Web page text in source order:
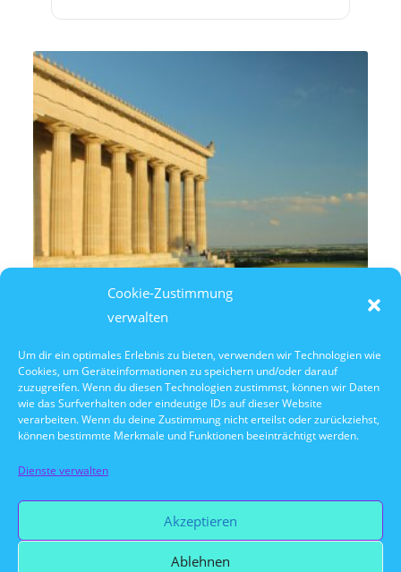
Cookie-Zustimmung
verwalten
Um dir ein optimales Erlebnis zu bieten, verwenden wir Technologien wie
Cookies, um Geräteinformationen zu speichern und/oder darauf
zuzugreifen. Wenn du diesen Technologien zustimmst, können wir Daten
wie das Surfverhalten oder eindeutige IDs auf dieser Website
verarbeiten. Wenn du deine Zustimmung nicht erteilst oder zurückziehst,
können bestimmte Merkmale und Funktionen beeinträchtigt werden.
Dienste verwalten
Akzeptieren
Ablehnen
10. Oktober 2026
10:30 Uhr Walhalla Schifffahrt
Vorherige Veranstaltung
Nächste Veranstaltung